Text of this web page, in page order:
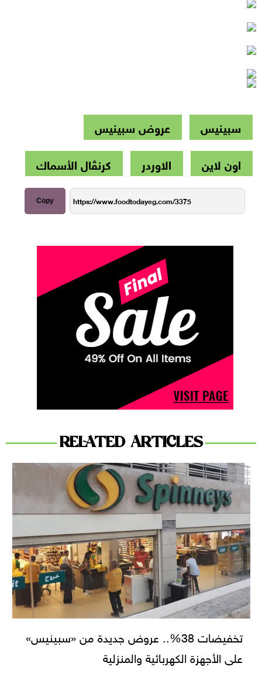
سبينيس
عروض سبينيس
اون لاين
الاوردر كرنڤال الأسماك
Copy
RELATED ARTICLES
تخفيضات 38%.. عروض جديدة من «سبينيس»
على الأجهزة الكهربائية والمنزلية